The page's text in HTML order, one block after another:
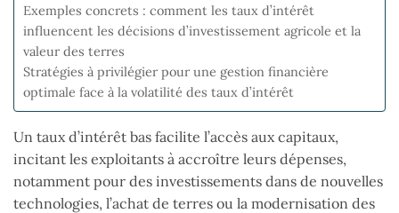
Exemples concrets : comment les taux d’intérêt
influencent les décisions d’investissement agricole et la
valeur des terres
Stratégies à privilégier pour une gestion financière
optimale face à la volatilité des taux d’intérêt
Un taux d’intérêt bas facilite l’accès aux capitaux,
incitant les exploitants à accroître leurs dépenses,
notamment pour des investissements dans de nouvelles
technologies, l’achat de terres ou la modernisation des